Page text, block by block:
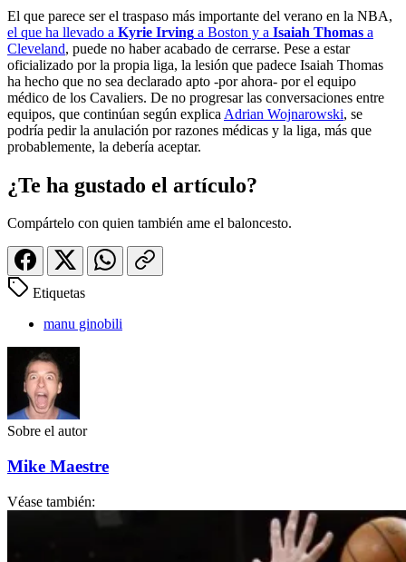
El que parece ser el traspaso más importante del verano en la NBA,
el que ha llevado a Kyrie Irving a Boston y a Isaiah Thomas a
Cleveland, puede no haber acabado de cerrarse. Pese a estar
oficializado por la propia liga, la lesión que padece Isaiah Thomas
ha hecho que no sea declarado apto -por ahora- por el equipo
médico de los Cavaliers. De no progresar las conversaciones entre
equipos, que continúan según explica Adrian Wojnarowski, se
podría pedir la anulación por razones médicas y la liga, más que
probablemente, la debería aceptar.
¿Te ha gustado el artículo?
Compártelo con quien también ame el baloncesto.
Etiquetas
manu ginobili
Sobre el autor
Mike Maestre
Véase también: